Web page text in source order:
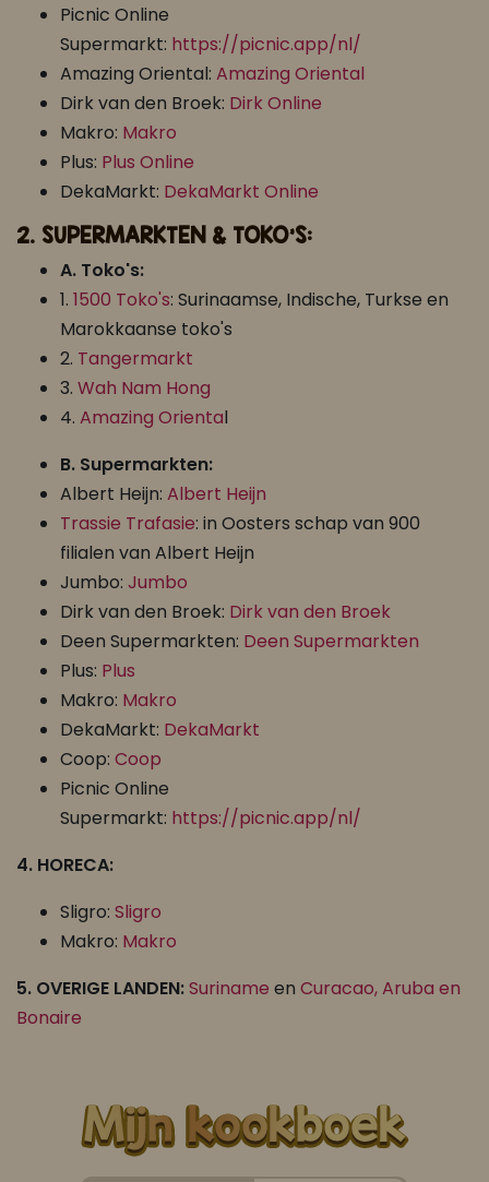
Picnic Online
Supermarkt: https://picnic.app/nl/
Amazing Oriental: Amazing Oriental
Dirk van den Broek: Dirk Online
Makro: Makro
Plus: Plus Online
DekaMarkt: DekaMarkt Online
2. SUPERMARKTEN & TOKO'S:
A. Toko's:
1. 1500 Toko's: Surinaamse, Indische, Turkse en
Marokkaanse toko's
2. Tangermarkt
3. Wah Nam Hong
4. Amazing Oriental
B. Supermarkten:
Albert Heijn: Albert Heijn
Trassie Trafasie: in Oosters schap van 900
filialen van Albert Heijn
Jumbo: Jumbo
Dirk van den Broek: Dirk van den Broek
Deen Supermarkten: Deen Supermarkten
Plus: Plus
Makro: Makro
DekaMarkt: DekaMarkt
Coop: Coop
Picnic Online
Supermarkt: https://picnic.app/nl/
4. HORECA:
Sligro: Sligro
Makro: Makro
5. OVERIGE LANDEN:Suriname en Curacao, Aruba en
Bonaire